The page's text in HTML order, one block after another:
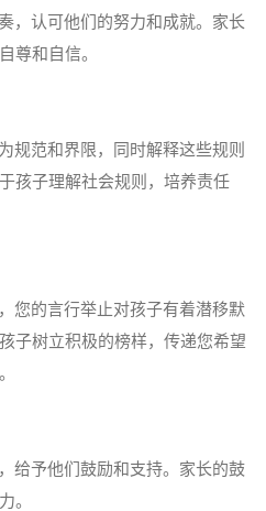
，认可他们的努力和成就。家长
尊和自信。
规范和界限，同时解释这些规则
孩子理解社会规则，培养责任
您的言行举止对孩子有着潜移默
子树立积极的榜样，传递您希望
给予他们鼓励和支持。家长的鼓
。